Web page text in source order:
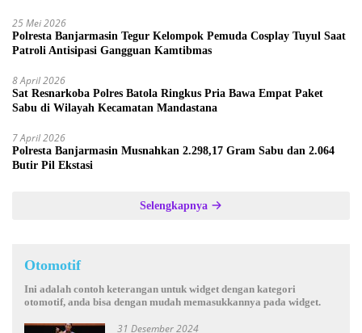
25 Mei 2026
Polresta Banjarmasin Tegur Kelompok Pemuda Cosplay Tuyul Saat
Patroli Antisipasi Gangguan Kamtibmas
8 April 2026
Sat Resnarkoba Polres Batola Ringkus Pria Bawa Empat Paket
Sabu di Wilayah Kecamatan Mandastana
7 April 2026
Polresta Banjarmasin Musnahkan 2.298,17 Gram Sabu dan 2.064
Butir Pil Ekstasi
Selengkapnya
Otomotif
Ini adalah contoh keterangan untuk widget dengan kategori
otomotif, anda bisa dengan mudah memasukkannya pada widget.
31 Desember 2024